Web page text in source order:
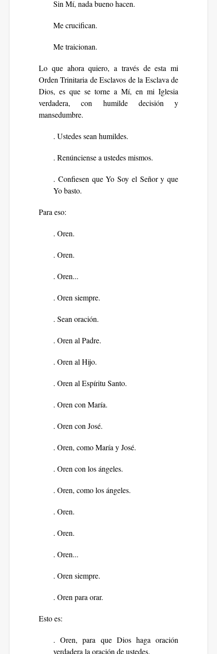
Sin Mí, nada bueno hacen.
Me crucifican.
Me traicionan.
Lo que ahora quiero, a través de esta mi
Orden Trinitaria de Esclavos de la Esclava de
Dios, es que se torne a Mí, en mi Iglesia
verdadera, con humilde decisión y
mansedumbre.
. Ustedes sean humildes.
. Renúnciense a ustedes mismos.
. Confiesen que Yo Soy el Señor y que
Yo basto.
Para eso:
. Oren.
. Oren.
. Oren...
. Oren siempre.
. Sean oración.
. Oren al Padre.
. Oren al Hijo.
. Oren al Espíritu Santo.
. Oren con María.
. Oren con José.
. Oren, como María y José.
. Oren con los ángeles.
. Oren, como los ángeles.
. Oren.
. Oren.
. Oren...
. Oren siempre.
. Oren para orar.
Esto es:
. Oren, para que Dios haga oración
verdadera la oración de ustedes.